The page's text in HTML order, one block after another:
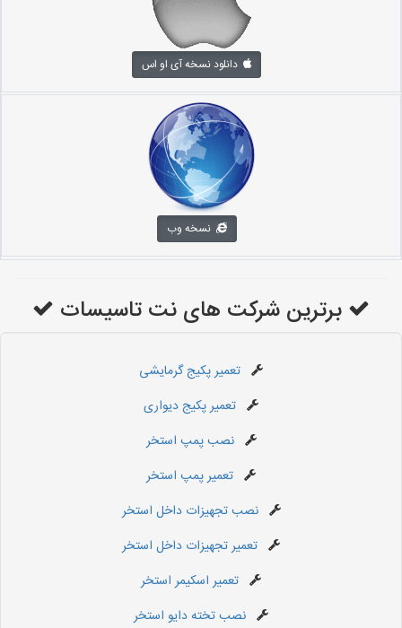
دانلود نسخه آی او اس
نسخه وب
برترین شرکت های نت تاسیسات
تعمیر پکیج گرمایشی
تعمیر پکیج دیواری
نصب پمپ استخر
تعمیر پمپ استخر
نصب تجهیزات داخل استخر
تعمیر تجهیزات داخل استخر
تعمیر اسکیمر استخر
نصب تخته دایو استخر